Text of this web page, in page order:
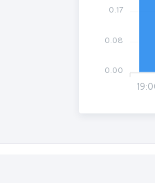
0.17
0.08
0.00